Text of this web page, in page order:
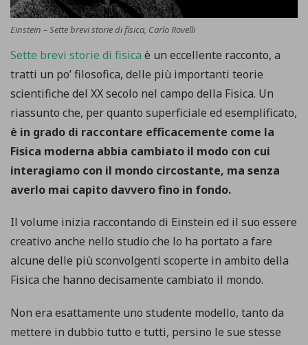
Einstein – Sette brevi storie di fisica, Carlo Rovelli
Sette brevi storie di fisica è un eccellente racconto, a
tratti un po’ filosofica, delle più importanti teorie
scientifiche del XX secolo nel campo della Fisica. Un
riassunto che, per quanto superficiale ed esemplificato,
è in grado di raccontare efficacemente come la
Fisica moderna abbia cambiato il modo con cui
interagiamo con il mondo circostante, ma senza
averlo mai capito davvero fino in fondo.
Il volume inizia raccontando di Einstein ed il suo essere
creativo anche nello studio che lo ha portato a fare
alcune delle più sconvolgenti scoperte in ambito della
Fisica che hanno decisamente cambiato il mondo.
Non era esattamente uno studente modello, tanto da
mettere in dubbio tutto e tutti, persino le sue stesse